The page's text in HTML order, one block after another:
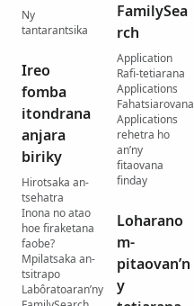
Ny
tantarantsika
Ireo
fomba
itondrana
anjara
biriky
Hirotsaka an-
tsehatra
Inona no atao
hoe firaketana
faobe?
Mpilatsaka an-
tsitrapo
Labôratoaran’ny
FamilySea
rch
Application
Rafi-tetiarana
Applications
Fahatsiarovana
Applications
rehetra ho
an’ny
fitaovana
finday
Loharano
m-
pitaovan’n
y